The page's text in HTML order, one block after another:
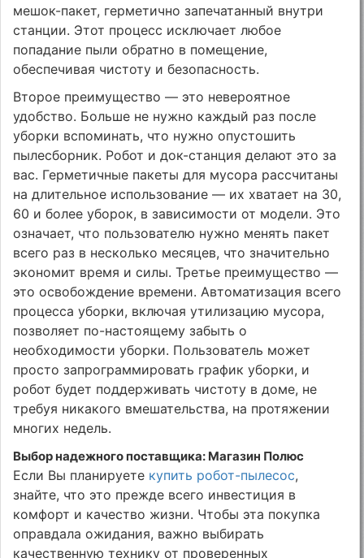
мешок-пакет, герметично запечатанный внутри
станции. Этот процесс исключает любое
попадание пыли обратно в помещение,
обеспечивая чистоту и безопасность.
Второе преимущество — это невероятное
удобство. Больше не нужно каждый раз после
уборки вспоминать, что нужно опустошить
пылесборник. Робот и док-станция делают это за
вас. Герметичные пакеты для мусора рассчитаны
на длительное использование — их хватает на 30,
60 и более уборок, в зависимости от модели. Это
означает, что пользователю нужно менять пакет
всего раз в несколько месяцев, что значительно
экономит время и силы. Третье преимущество —
это освобождение времени. Автоматизация всего
процесса уборки, включая утилизацию мусора,
позволяет по-настоящему забыть о
необходимости уборки. Пользователь может
просто запрограммировать график уборки, и
робот будет поддерживать чистоту в доме, не
требуя никакого вмешательства, на протяжении
многих недель.
Выбор надежного поставщика: Магазин Полюс
Если Вы планируете купить робот-пылесос,
знайте, что это прежде всего инвестиция в
комфорт и качество жизни. Чтобы эта покупка
оправдала ожидания, важно выбирать
качественную технику от проверенных